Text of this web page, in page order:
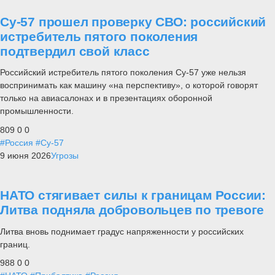
Су-57 прошел проверку СВО: российский
истребитель пятого поколения
подтвердил свой класс
Российский истребитель пятого поколения Су-57 уже нельзя
воспринимать как машину «на перспективу», о которой говорят
только на авиасалонах и в презентациях оборонной
промышленности.
809 0 0
#Россия #Су-57
9 июня 2026Угрозы
НАТО стягивает силы к границам России:
Литва подняла добровольцев по тревоге
Литва вновь поднимает градус напряженности у российских
границ.
988 0 0